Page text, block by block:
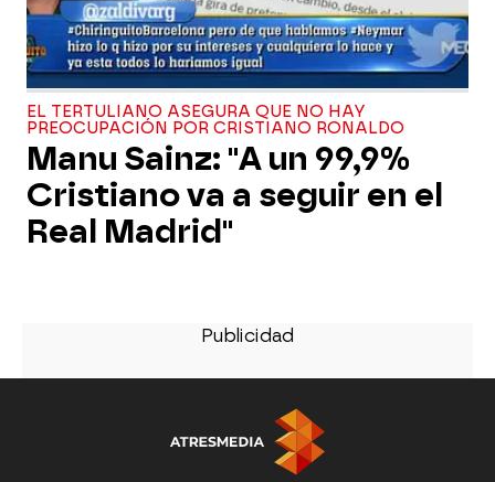
EL TERTULIANO ASEGURA QUE NO HAY
PREOCUPACIÓN POR CRISTIANO RONALDO
Manu Sainz: "A un 99,9%
Cristiano va a seguir en el
Real Madrid"